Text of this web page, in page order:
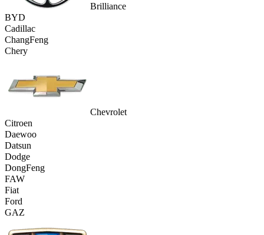
Brilliance
BYD
Cadillac
ChangFeng
Chery
Chevrolet
Citroen
Daewoo
Datsun
Dodge
DongFeng
FAW
Fiat
Ford
GAZ